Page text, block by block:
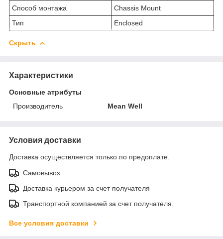
Способ монтажа
Chassis Mount
Тип
Enclosed
Скрыть
Характеристики
Основные атрибуты
Производитель
Mean Well
Условия доставки
Доставка осуществляется только по предоплате.
Самовывоз
Доставка курьером за счет получателя
Транспортной компанией за счет получателя.
Все условия доставки